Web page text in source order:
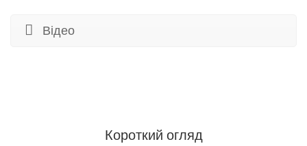
Відео
Короткий огляд